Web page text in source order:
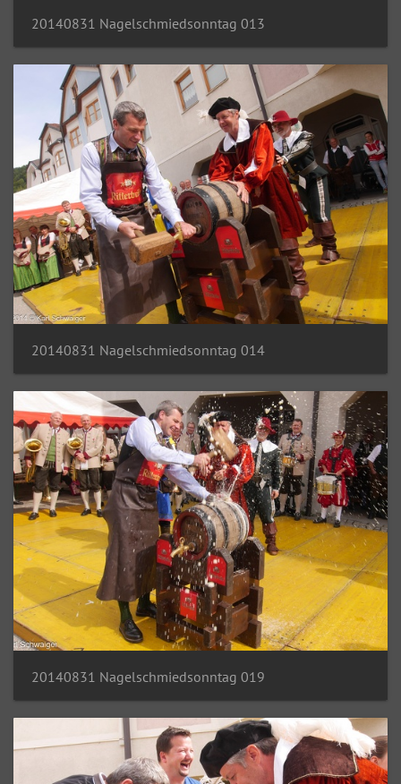
20140831 Nagelschmiedsonntag 013
20140831 Nagelschmiedsonntag 014
20140831 Nagelschmiedsonntag 019